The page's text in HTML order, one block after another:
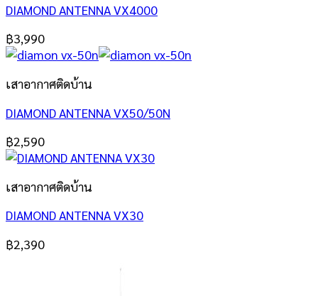
DIAMOND ANTENNA VX4000
฿3,990
เสาอากาศติดบ้าน
DIAMOND ANTENNA VX50/50N
฿2,590
เสาอากาศติดบ้าน
DIAMOND ANTENNA VX30
฿2,390